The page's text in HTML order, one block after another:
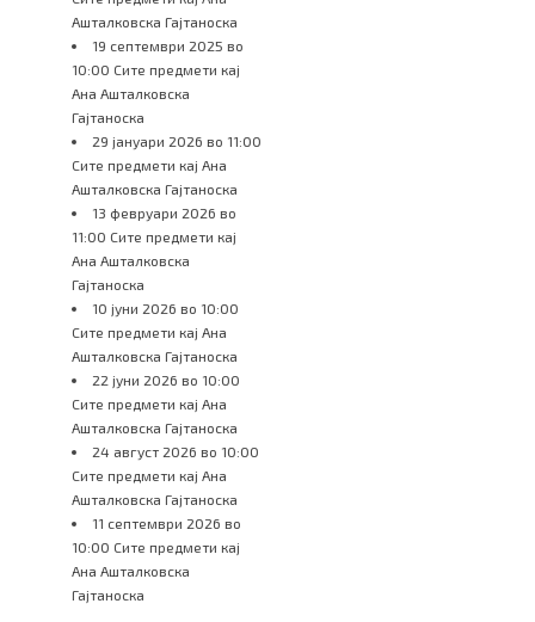
Ашталковска Гајтаноска
19 септември 2025 во
10:00 Сите предмети кај
Ана Ашталковска
Гајтаноска
29 јануари 2026 во 11:00
Сите предмети кај Ана
Ашталковска Гајтаноска
13 февруари 2026 во
11:00 Сите предмети кај
Ана Ашталковска
Гајтаноска
10 јуни 2026 во 10:00
Сите предмети кај Ана
Ашталковска Гајтаноска
22 јуни 2026 во 10:00
Сите предмети кај Ана
Ашталковска Гајтаноска
24 август 2026 во 10:00
Сите предмети кај Ана
Ашталковска Гајтаноска
11 септември 2026 во
10:00 Сите предмети кај
Ана Ашталковска
Гајтаноска